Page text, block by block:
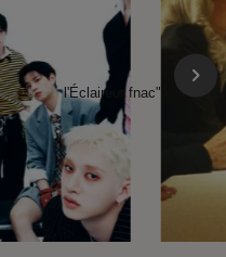
l'Éclaireur fnac">